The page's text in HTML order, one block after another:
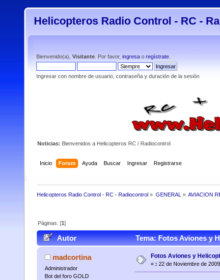
Helicopteros Radio Control - RC -
Bienvenido(a), Visitante . Por favor, ingresa o regístrate
Ingresar con nombre de usuario, contraseña y duración de la sesión
Noticias: Bienvenidos a Helicopteros RC / Radiocontrol
Inicio Forum Ayuda Buscar Ingresar Registrarse
Helicopteros Radio Control - RC - Radiocontrol » GENERAL » AVIACION
Páginas: [1]
Autor Tema: Fotos Aviones y
madcortina
Administrador
Bot del foro GOLD
Fotos Aviones y
« : 22 de Noviembre de